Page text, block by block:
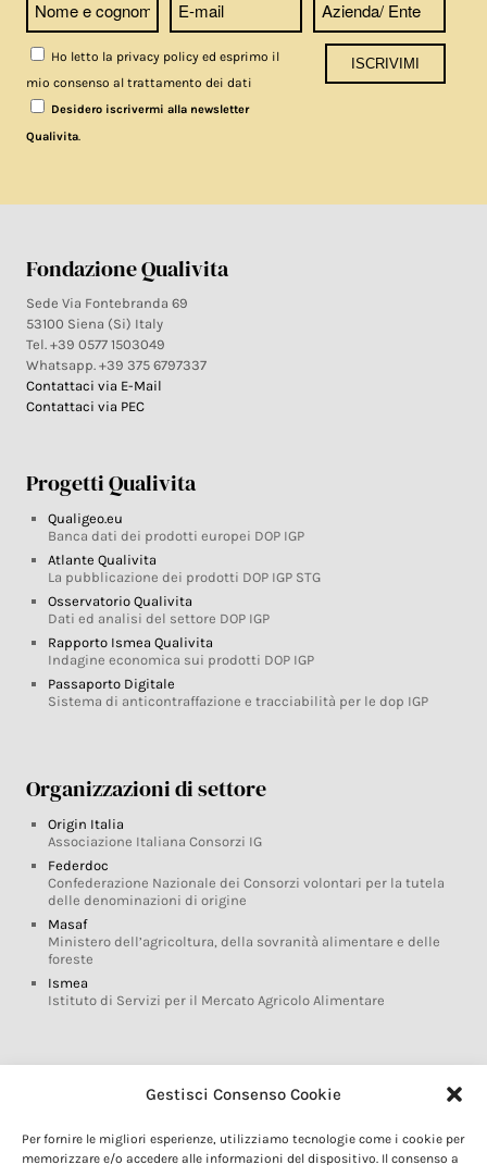
Gestisci Consenso Cookie
Per fornire le migliori esperienze, utilizziamo tecnologie come i cookie per
memorizzare e/o accedere alle informazioni del dispositivo. Il consenso a
Ho letto la privacy policy ed esprimo il
mio consenso al trattamento dei dati
Desidero iscrivermi alla newsletter
Qualivita.
Fondazione Qualivita
Sede Via Fontebranda 69
53100 Siena (Si) Italy
Tel. +39 0577 1503049
Whatsapp. +39 375 6797337
Contattaci via E-Mail
Contattaci via PEC
Progetti Qualivita
Qualigeo.eu
Banca dati dei prodotti europei DOP IGP
Atlante Qualivita
La pubblicazione dei prodotti DOP IGP STG
Osservatorio Qualivita
Dati ed analisi del settore DOP IGP
Rapporto Ismea Qualivita
Indagine economica sui prodotti DOP IGP
Passaporto Digitale
Sistema di anticontraffazione e tracciabilità per le dop IGP
Organizzazioni di settore
Origin Italia
Associazione Italiana Consorzi IG
Federdoc
Confederazione Nazionale dei Consorzi volontari per la tutela
delle denominazioni di origine
Masaf
Ministero dell’agricoltura, della sovranità alimentare e delle
foreste
Ismea
Istituto di Servizi per il Mercato Agricolo Alimentare
Glossario DOP IGP
Marchi DOP IGP